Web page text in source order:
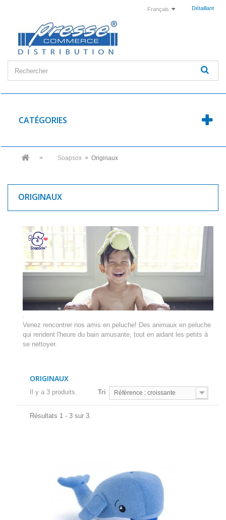
Détaillant
Français
CATÉGORIES
> Soapsox > Originaux
ORIGINAUX
.
Venez rencontrer nos amis en peluche! Des animaux en peluche
qui rendent l'heure du bain amusante, tout en aidant les petits à
se nettoyer.
ORIGINAUX
Il y a 3 produits. Tri Référence : croissante
Résultats 1 - 3 sur 3.